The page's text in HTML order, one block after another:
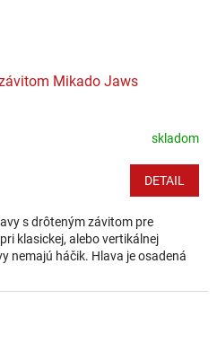
Mikado Jaws
skladom
DETAIL
s drôteným závitom pre
klasickej, alebo vertikálnej
nemajú háčik. Hlava je osadená